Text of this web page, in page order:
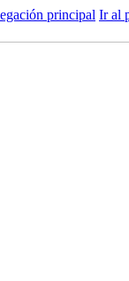
principal Ir al